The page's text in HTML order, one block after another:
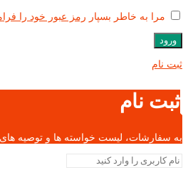
مرا به خاطر بسپار رمز عبور خود را
ورود
ثبت نام
ثبت نام
به سفارشات، لیست خواسته ها و توصیه های